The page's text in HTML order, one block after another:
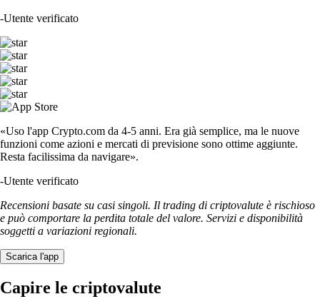
-Utente verificato
«Uso l'app Crypto.com da 4-5 anni. Era già semplice, ma le nuove
funzioni come azioni e mercati di previsione sono ottime aggiunte.
Resta facilissima da navigare».
-Utente verificato
Recensioni basate su casi singoli. Il trading di criptovalute è rischioso
e può comportare la perdita totale del valore. Servizi e disponibilità
soggetti a variazioni regionali.
Scarica l'app
Capire le criptovalute